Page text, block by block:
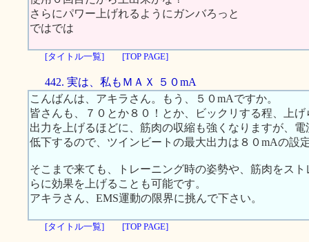
さらにパワー上げれるようにガンバろっと
ではでは
[タイトル一覧] [TOP PAGE]
442. 実は、私もＭＡＸ ５０mA
こんばんは、アキラさん。もう、５０mAですか。
皆さんも、７０とか８０！とか、ビックリする程、上
出力を上げるほどに、筋肉の収縮も強くなりますが、
低下するので、ツインビートの最大出力は８０mAの設
そこまで来ても、トレーニング時の姿勢や、筋肉をス
らに効果を上げることも可能です。
アキラさん、EMS運動の限界に挑んで下さい。
[タイトル一覧] [TOP PAGE]